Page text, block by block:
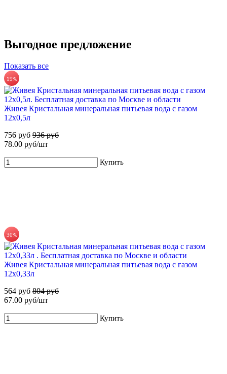
ХВАЛОВСКАЯ Горная минеральная столовая вода 18,9л
735 руб.
Купить
56%
Для новых клиентов. Стартовый набор ХВАЛОВСКАЯ
Горная (2х19л)
649 руб
71%
Для новых клиентов. Стартовый набор ХВАЛОВСКАЯ
Deluxe (3х19л) + помпа
699 руб2 405 руб
Выгодное предложение
Показать все
19%
Живея Кристальная минеральная питьевая вода с газом
12х0,5л
756 руб 936 руб
78.00 руб/шт
Купить
30%
Живея Кристальная минеральная питьевая вода с газом
12х0,33л
564 руб 804 руб
67.00 руб/шт
Купить